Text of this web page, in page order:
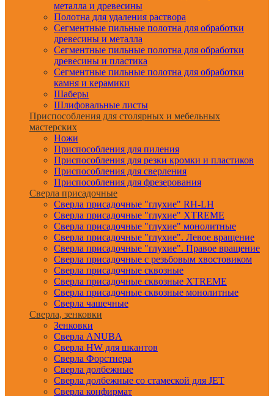
металла и древесины
Полотна для удаления раствора
Сегментные пильные полотна для обработки
древесины и металла
Сегментные пильные полотна для обработки
древесины и пластика
Сегментные пильные полотна для обработки
камня и керамики
Шаберы
Шлифовальные листы
Приспособления для столярных и мебельных
мастерских
Ножи
Приспособления для пиления
Приспособления для резки кромки и пластиков
Приспособления для сверления
Приспособления для фрезерования
Сверла присадочные
Сверла присадочные "глухие" RH-LH
Сверла присадочные "глухие" XTREME
Сверла присадочные "глухие" монолитные
Сверла присадочные "глухие". Левое вращение
Сверла присадочные "глухие". Правое вращение
Сверла присадочные с резьбовым хвостовиком
Сверла присадочные сквозные
Сверла присадочные сквозные XTREME
Сверла присадочные сквозные монолитные
Сверла чашечные
Сверла, зенковки
Зенковки
Сверла ANUBA
Сверла HW для шкантов
Сверла Форстнера
Сверла долбежные
Сверла долбежные со стамеской для JET
Сверла конфирмат